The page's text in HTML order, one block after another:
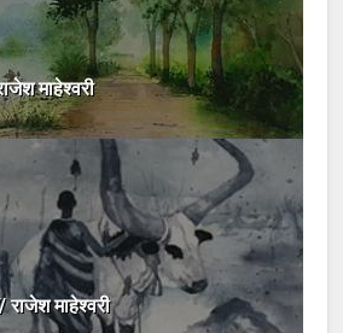
माहेश्वरी
माहेश्वरी